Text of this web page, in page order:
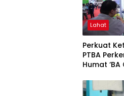
Lahat
Perkuat
PTBA
Humat ‘BA